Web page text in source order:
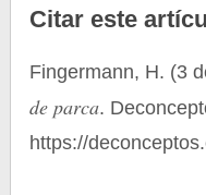
Citar este
Fingermann, H. (3
de parca.
https://